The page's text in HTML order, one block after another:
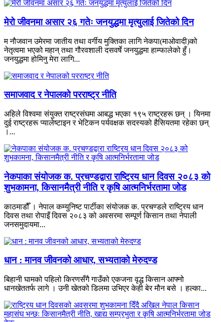
मेरो जीवनमा असार २६ गतेः जनयुद्धमा मृत्युलाई जितेको दिन
म नौजवान उमेरमा जातीय तथा वर्गीय मुक्तिका लागि नेकपा(माओवादी)को
नेतृत्वमा भएको महान् तथा गौरवशाली दसवर्षे जनयुद्धमा हाम्फालेको हुँ।
जनयुद्धमा होमिनु मेरा लागि...
समाजवाद र नेपालको परराष्ट्र नीति
अहिले विश्वमा संयुक्त राष्ट्रसंघमा आबद्ध भएका १९५ राष्ट्रहरू छन् । यिनमा
दुई राष्ट्रहरू प्यालेष्टाइन र भेटिकन पर्यवक्षक सदस्यको हैसियतमा रहेका छन्
।...
नेकपाका संयोजक क. प्रचण्डद्वारा राष्ट्रिय धान दिवस २०८३ को
शुभकामना, किसानमैत्री नीति र कृषि आत्मनिर्भरतामा जोड
काठमाडौँ । नेपाल कम्युनिष्ट पार्टीका संयोजक क. प्रचण्डले राष्ट्रिय धान
दिवस तथा रोपाइँ दिवस २०८३ को अवसरमा सम्पूर्ण किसान तथा नेपाली
जनसमुदायमा...
धान : मानव जीवनको आधार, सभ्यताको मेरुदण्ड
बिहानी घामको पहिलो किरणसँगै गाउँको एकजना वृद्ध किसान आफ्नो
धानखेततर्फ लागे । उनी खेतको डिलमा उभिएर केही बेर मौन बसे । हल्का...